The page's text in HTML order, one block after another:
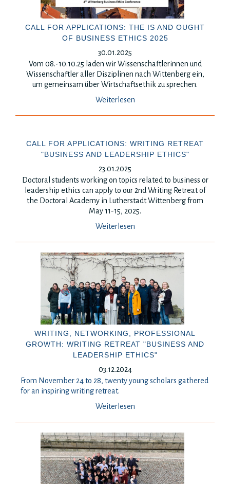
CALL FOR APPLICATIONS: THE IS AND OUGHT
OF BUSINESS ETHICS 2025
30.01.2025
Vom 08.-10.10.25 laden wir Wissenschaftlerinnen und
Wissenschaftler aller Disziplinen nach Wittenberg ein,
um gemeinsam über Wirtschaftsethik zu sprechen.
Weiterlesen
CALL FOR APPLICATIONS: WRITING RETREAT
"BUSINESS AND LEADERSHIP ETHICS"
23.01.2025
Doctoral students working on topics related to business or
leadership ethics can apply to our 2nd Writing Retreat of
the Doctoral Academy in Lutherstadt Wittenberg from
May 11-15, 2025.
Weiterlesen
WRITING, NETWORKING, PROFESSIONAL
GROWTH: WRITING RETREAT "BUSINESS AND
LEADERSHIP ETHICS"
03.12.2024
From November 24 to 28, twenty young scholars gathered
for an inspiring writing retreat.
Weiterlesen